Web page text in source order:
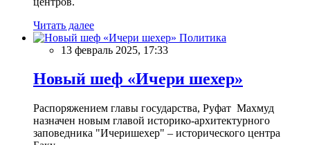
Читать далее
Политика
13 февраль 2025, 17:33
Новый шеф «Ичери шехер»
Распоряжением главы государства, Руфат Махмуд
назначен новым главой историко-архитектурного
заповедника "Ичеришехер" – исторического центра